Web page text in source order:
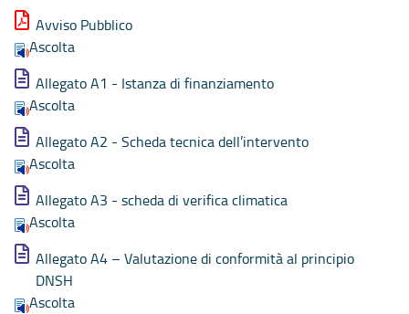
Avviso Pubblico
Ascolta
Allegato A1 - Istanza di finanziamento
Ascolta
Allegato A2 - Scheda tecnica dell’intervento
Ascolta
Allegato A3 - scheda di verifica climatica
Ascolta
Allegato A4 – Valutazione di conformità al principio
DNSH
Ascolta